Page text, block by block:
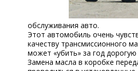
обслуживания авто.
Этот автомобиль очень
качеству трансмиссионного
может «убить» за год
Замена масла в коробке